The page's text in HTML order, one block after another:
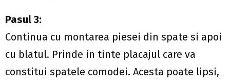
Pasul 3:
Continua cu montarea piesei din spate si apoi
cu blatul. Prinde in tinte placajul care va
constitui spatele comodei. Acesta poate lipsi,